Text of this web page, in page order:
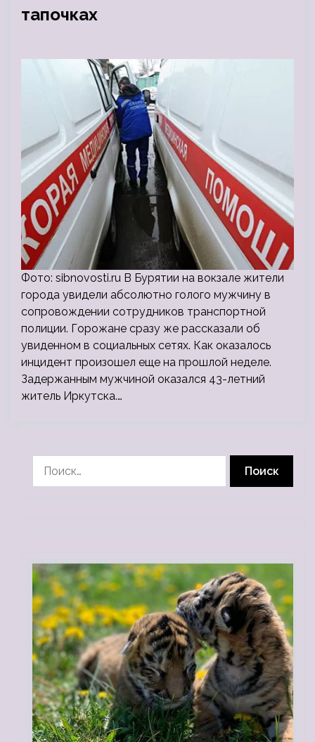
тапочках
Фото: sibnovosti.ru В Бурятии на вокзале жители
города увидели абсолютно голого мужчину в
сопровождении сотрудников транспортной
полиции. Горожане сразу же рассказали об
увиденном в социальных сетях. Как оказалось
инцидент произошел еще на прошлой неделе.
Задержанным мужчиной оказался 43-летний
житель Иркутска.…